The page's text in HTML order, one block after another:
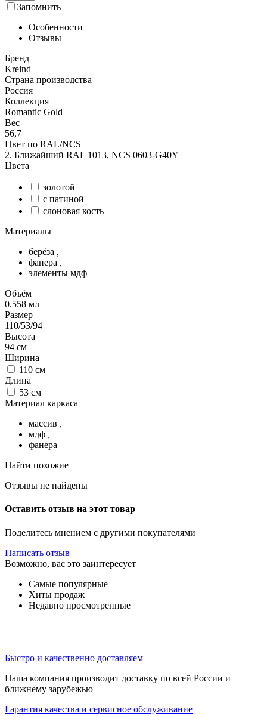
Запомнить
Особенности
Отзывы
Бренд
Kreind
Страна производства
Россия
Коллекция
Romantic Gold
Вес
56,7
Цвет по RAL/NCS
2. Ближайший RAL 1013, NCS 0603-G40Y
Цвета
золотой
с патиной
слоновая кость
Материалы
берёза
фанера
элементы мдф
Объём
0.558 мл
Размер
110/53/94
Высота
94 см
Ширина
110 см
Длина
53 см
Материал каркаса
массив
мдф
фанера
Найти похожие
Отзывы не найдены
Оставить отзыв на этот товар
Поделитесь мнением с другими покупателями
Написать отзыв
Возможно, вас это заинтересует
Самые популярные
Хиты продаж
Недавно просмотренные
Быстро и качественно доставляем
Наша компания производит доставку по всей России и
ближнему зарубежью
Гарантия качества и сервисное обслуживание